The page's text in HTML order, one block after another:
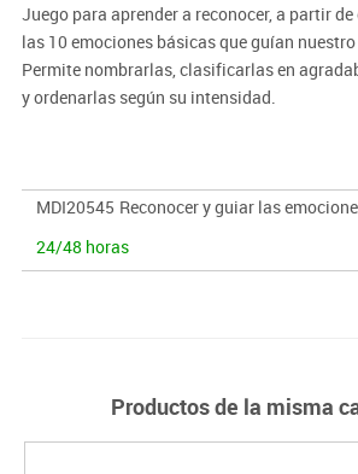
Juego para aprender a reconocer, a partir de
las 10 emociones básicas que guían
Permite nombrarlas, clasificarlas en
y ordenarlas según su intensidad.
MDI20545 Reconocer y guiar las
24/48 horas
Productos de la misma